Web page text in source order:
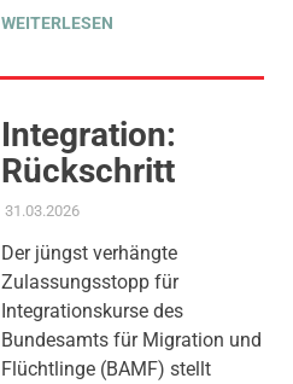
WEITERLESEN
Integration:
Rückschritt
31.03.2026ADMIN
AKTUELLES
UND VIELFALT,
JUGEND BILDUNG
SICHERUNG & TEILHABE
ARBEIT
Der jüngst verhängte
Zulassungsstopp für
Integrationskurse des
Bundesamts für Migration und
Flüchtlinge (BAMF) stellt